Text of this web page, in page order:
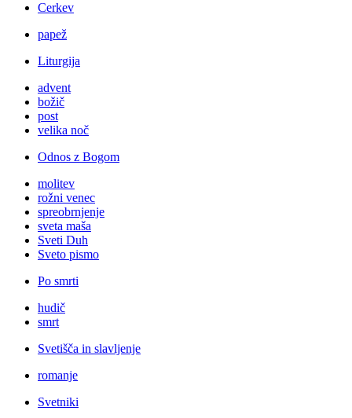
Cerkev
papež
Liturgija
advent
božič
post
velika noč
Odnos z Bogom
molitev
rožni venec
spreobrnjenje
sveta maša
Sveti Duh
Sveto pismo
Po smrti
hudič
smrt
Svetišča in slavljenje
romanje
Svetniki